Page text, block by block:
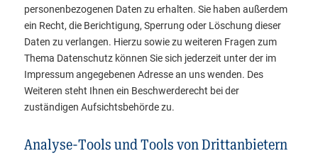
personenbezogenen Daten zu erhalten. Sie haben außerdem
ein Recht, die Berichtigung, Sperrung oder Löschung dieser
Daten zu verlangen. Hierzu sowie zu weiteren Fragen zum
Thema Datenschutz können Sie sich jederzeit unter der im
Impressum angegebenen Adresse an uns wenden. Des
Weiteren steht Ihnen ein Beschwerderecht bei der
zuständigen Aufsichtsbehörde zu.
Analyse-Tools und Tools von Drittanbietern